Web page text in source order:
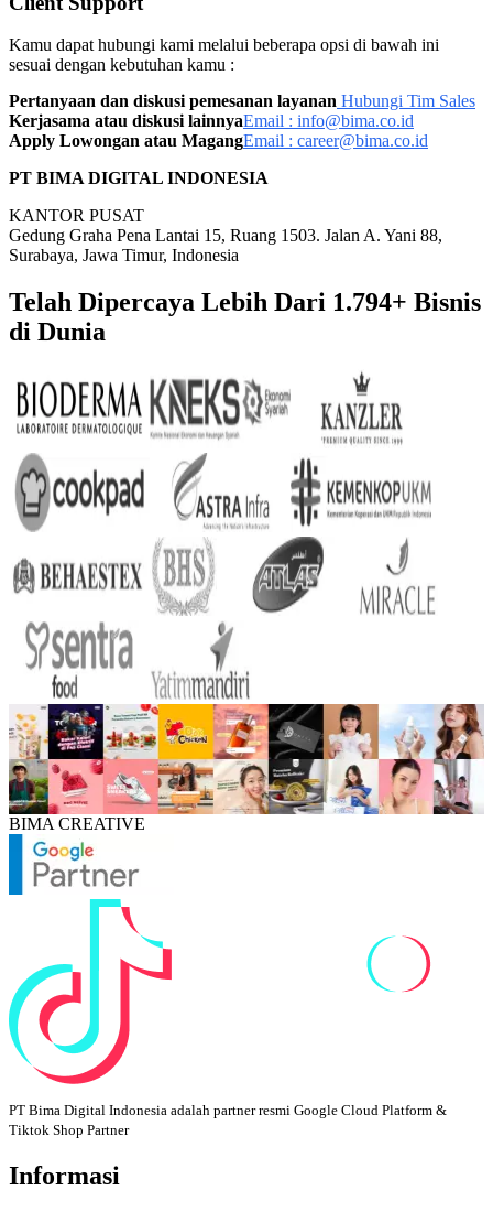
Kamu dapat hubungi kami melalui beberapa opsi di bawah ini
sesuai dengan kebutuhan kamu :
Pertanyaan dan diskusi pemesanan layanan Hubungi Tim Sales
Kerjasama atau diskusi lainnyaEmail : info@bima.co.id
Apply Lowongan atau MagangEmail : career@bima.co.id
PT BIMA DIGITAL INDONESIA
KANTOR PUSAT
Gedung Graha Pena Lantai 15, Ruang 1503. Jalan A. Yani 88,
Surabaya, Jawa Timur, Indonesia
Telah Dipercaya Lebih Dari 1.794+ Bisnis
di Dunia
BIMA CREATIVE
PT Bima Digital Indonesia adalah partner resmi Google Cloud Platform &
Tiktok Shop Partner
Informasi